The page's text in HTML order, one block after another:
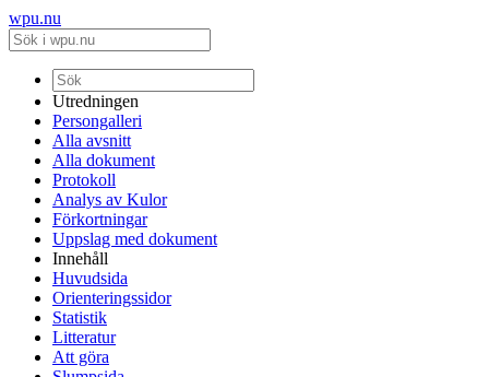
wpu.nu
Utredningen
Persongalleri
Alla avsnitt
Alla dokument
Protokoll
Analys av Kulor
Förkortningar
Uppslag med dokument
Innehåll
Huvudsida
Orienteringssidor
Statistik
Litteratur
Att göra